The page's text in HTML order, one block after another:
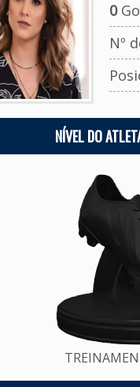
0
Nº
NÍVEL DO